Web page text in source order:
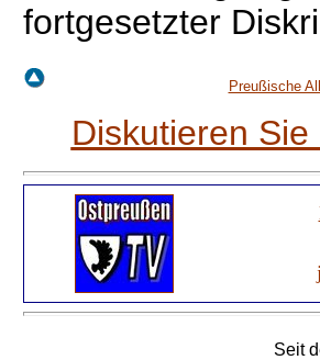
fortgesetzter
Preußische
Diskutieren
Seit